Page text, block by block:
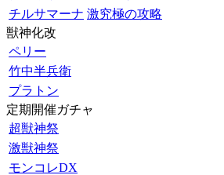
チルサマーナ 激究極の攻略
獣神化改
ペリー
竹中半兵衛
プラトン
定期開催ガチャ
超獣神祭
激獣神祭
モンコレDX